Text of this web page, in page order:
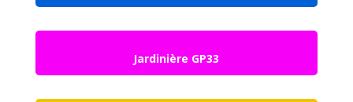
Jardinière GP33